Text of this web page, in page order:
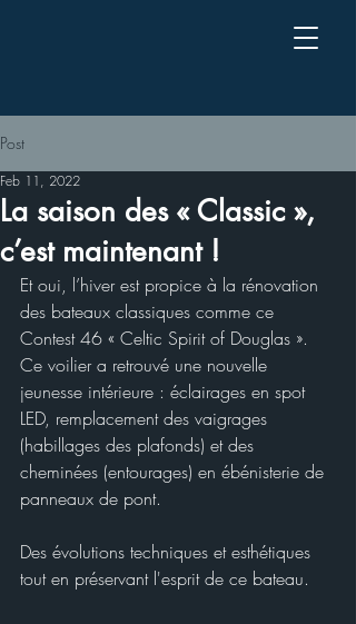
Post
La saison des « Classic »,
c’est maintenant !
Feb 11, 2022
Et oui, l’hiver est propice à la rénovation
des bateaux classiques comme ce
Contest 46 « Celtic Spirit of Douglas ».
Ce voilier a retrouvé une nouvelle
jeunesse intérieure : éclairages en spot
LED, remplacement des vaigrages
(habillages des plafonds) et des
cheminées (entourages) en ébénisterie de
panneaux de pont.
Des évolutions techniques et esthétiques
tout en préservant l'esprit de ce bateau.